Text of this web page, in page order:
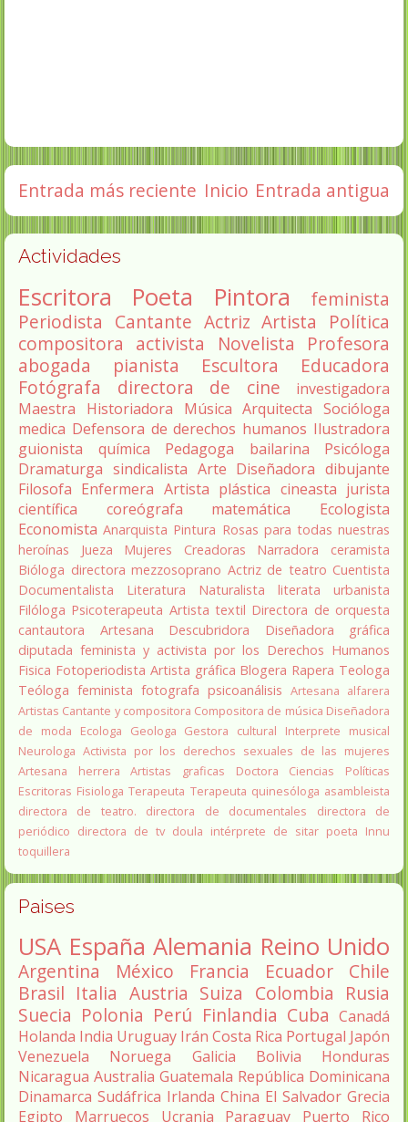
Entrada más reciente Entrada antigua
Inicio
Actividades
Escritora Poeta Pintora
feminista
Periodista Cantante Actriz Artista
Política
compositora activista Novelista
Profesora
abogada
pianista Escultora
Educadora
Fotógrafa
directora de cine
investigadora
Maestra
Historiadora Música Arquitecta Socióloga
medica Defensora de derechos humanos Ilustradora
guionista
química Pedagoga bailarina
Psicóloga
Dramaturga sindicalista Arte Diseñadora dibujante
Filosofa Enfermera Artista plástica cineasta jurista
científica
coreógrafa matemática
Ecologista
Economista Anarquista Pintura Rosas para todas nuestras
heroínas
Jueza Mujeres Creadoras Narradora
ceramista
Bióloga directora mezzosoprano Actriz de teatro Cuentista
Documentalista
Literatura Naturalista literata
urbanista
Filóloga Psicoterapeuta Artista textil Directora de orquesta
cantautora
Artesana Descubridora
Diseñadora gráfica
diputada feminista y activista por los Derechos Humanos
Fisica Fotoperiodista Artista gráfica Blogera Rapera Teologa
Teóloga feminista fotografa psicoanálisis Artesana alfarera
Artistas Cantante y compositora Compositora de música Diseñadora
de moda
Ecologa Geologa Gestora cultural
Interprete musical
Neurologa Activista por los derechos sexuales de las mujeres
Artesana herrera
Artistas graficas
Doctora Ciencias Políticas
Escritoras Fisiologa Terapeuta Terapeuta quinesóloga asambleista
directora de teatro.
directora de documentales
directora de
periódico directora de tv doula intérprete de sitar poeta Innu
toquillera
Paises
USA España Alemania Reino Unido
Argentina México Francia Ecuador
Chile
Brasil Italia Austria Suiza Colombia Rusia
Suecia Polonia Perú Finlandia Cuba Canadá
Holanda India Uruguay Irán Costa Rica Portugal Japón
Venezuela
Noruega Galicia Bolivia
Honduras
Nicaragua Australia Guatemala República Dominicana
Dinamarca Sudáfrica Irlanda China El Salvador Grecia
Egipto
Marruecos Ucrania Paraguay
Puerto Rico